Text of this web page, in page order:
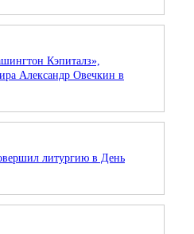
Кэпиталз»,
Александр Овечкин в
литургию в День